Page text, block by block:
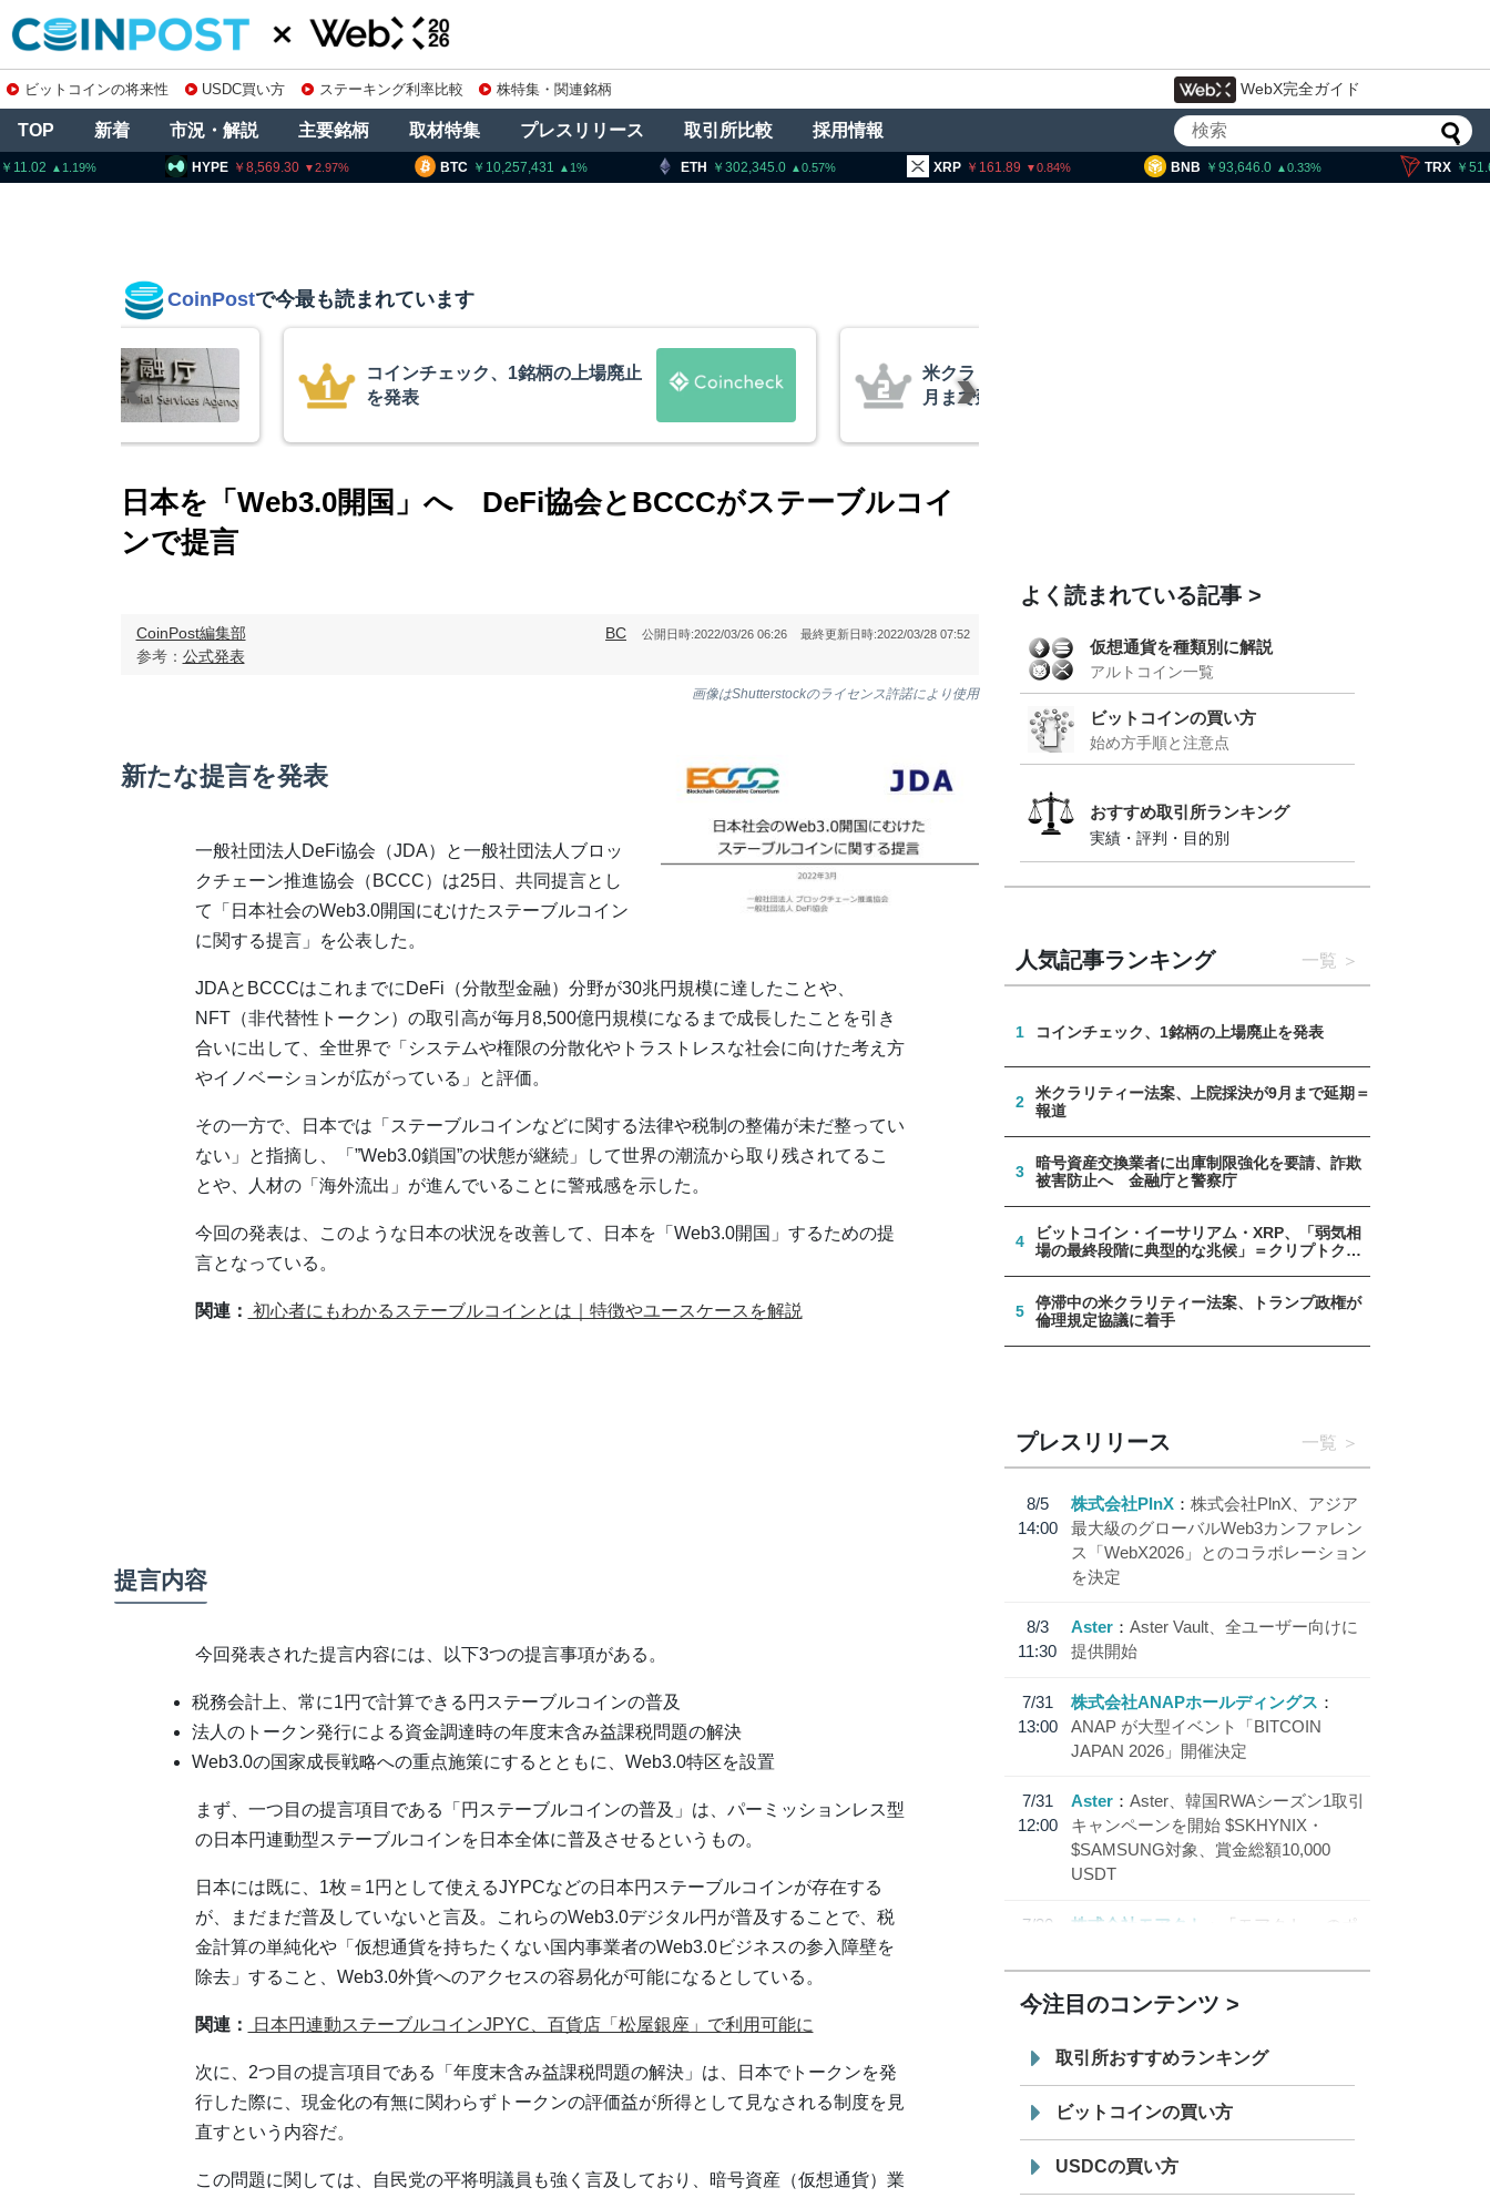
ビットコインの将来性 USDC買い方 ステーキング利率比較 株特集・関連銘柄 WebX完全ガイド
TOP 新着 市況・解説 主要銘柄 取材特集 プレスリリース 取引所比較 採用情報
BTC 10,257,431 1 ETH 0.57 XRP 0.84 BNB 0.33 TRX 0.17
HYPE 8,569.30 2.97
CoinPostで今最も読まれています
ク、1銘柄の上場廃止
米クラリティー法案、上院採決が9
日本を「Web3.0開国」へ DeFi協会とBCCCがステーブルコイ
ンで提言
CoinPost編集部
参考： 公式発表
BC 公開日時:2022/03/26 06:26 最終更新日時:2022/03/28 07:52
画像はShutterstockのライセンス許諾により使用
新たな提言を発表
一般社団法人DeFi協会（JDA）と一般社団法人ブロッ
クチェーン推進協会（BCCC）は25日、共同提言とし
て「日本社会のWeb3.0開国にむけたステーブルコイン
に関する提言」を公表した。
JDAとBCCCはこれまでにDeFi（分散型金融）分野が30兆円規模に達したことや、
NFT（非代替性トークン）の取引高が毎月8,500億円規模になるまで成長したことを引き
合いに出して、全世界で「システムや権限の分散化やトラストレスな社会に向けた考え方
やイノベーションが広がっている」と評価。
その一方で、日本では「ステーブルコインなどに関する法律や税制の整備が未だ整ってい
ない」と指摘し、「”Web3.0鎖国”の状態が継続」して世界の潮流から取り残されてるこ
とや、人材の「海外流出」が進んでいることに警戒感を示した。
今回の発表は、このような日本の状況を改善して、日本を「Web3.0開国」するための提
言となっている。
関連： 初心者にもわかるステーブルコインとは｜特徴やユースケースを解説
提言内容
今回発表された提言内容には、以下3つの提言事項がある。
税務会計上、常に1円で計算できる円ステーブルコインの普及
法人のトークン発行による資金調達時の年度末含み益課税問題の解決
Web3.0の国家成長戦略への重点施策にするとともに、Web3.0特区を設置
まず、一つ目の提言項目である「円ステーブルコインの普及」は、パーミッションレス型
の日本円連動型ステーブルコインを日本全体に普及させるというもの。
日本には既に、1枚＝1円として使えるJYPCなどの日本円ステーブルコインが存在する
が、まだまだ普及していないと言及。これらのWeb3.0デジタル円が普及することで、税
金計算の単純化や「仮想通貨を持ちたくない国内事業者のWeb3.0ビジネスの参入障壁を
除去」すること、Web3.0外貨へのアクセスの容易化が可能になるとしている。
関連： 日本円連動ステーブルコインJPYC、百貨店「松屋銀座」で利用可能に
次に、2つ目の提言項目である「年度末含み益課税問題の解決」は、日本でトークンを発
行した際に、現金化の有無に関わらずトークンの評価益が所得として見なされる制度を見
直すという内容だ。
この問題に関しては、自民党の平将明議員も強く言及しており、暗号資産（仮想通貨）業
よく読まれている記事
仮想通貨を種類別に解説
アルトコイン一覧
ビットコインの買い方
始め方手順と注意点
おすすめ取引所ランキング
実績・評判・目的別
人気記事ランキング 一覧
1 コインチェック、1銘柄の上場廃止を発表
2
米クラリティー法案、上院採決が9月まで延期＝
報道
3
暗号資産交換業者に出庫制限強化を要請、詐欺
被害防止へ 金融庁と警察庁
4
ビットコイン・イーサリアム・XRP、「弱気相
場の最終段階に典型的な兆候」＝クリプトクア
5
停滞中の米クラリティー法案、トランプ政権が
倫理規定協議に着手
プレスリリース 一覧
8/5
14:00
株式会社PlnX
株式会社PlnX、アジア
最大級のグローバルWeb3カンファレン
ス「WebX2026」とのコラボレーション
を決定
8/3
11:30
Aster
Aster Vault、全ユーザー向けに
提供開始
7/31
13:00
株式会社ANAPホールディングス
ANAP が大型イベント「BITCOIN
JAPAN 2026」開催決定
7/31
12:00
Aster
Aster、韓国RWAシーズン1取引
キャンペーンを開始 $SKHYNIX・
$SAMSUNG対象、賞金総額10,000
USDT
7/30
株式会社モアクト
「モアクト」 のポ
「 JPYC」を追加
19:30
てステーブルコイン「JPYSC」徹底解
説セミナーを開催
今注目のコンテンツ
取引所おすすめランキング
ビットコインの買い方
USDCの買い方